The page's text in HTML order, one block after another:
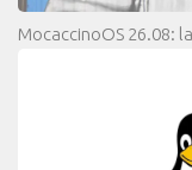
MocaccinoOS 26.08: